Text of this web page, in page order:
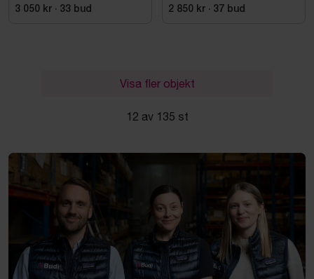
3 050 kr · 33 bud 2 850 kr · 37 bud
Visa fler objekt
12 av 135 st